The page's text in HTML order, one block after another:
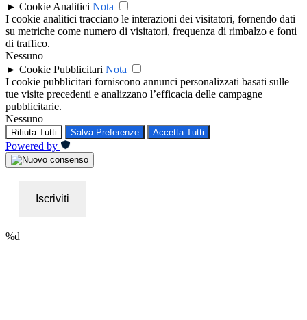
► Cookie Analitici Nota
I cookie analitici tracciano le interazioni dei visitatori, fornendo dati
su metriche come numero di visitatori, frequenza di rimbalzo e fonti
di traffico.
Nessuno
► Cookie Pubblicitari Nota
I cookie pubblicitari forniscono annunci personalizzati basati sulle
tue visite precedenti e analizzano l’efficacia delle campagne
pubblicitarie.
Nessuno
Rifiuta Tutti Salva Preferenze Accetta Tutti
Powered by
Iscriviti
%d